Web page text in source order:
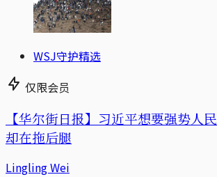
WSJ守护精选
仅限会员
【华尔街日报】习近平想要强势人
却在拖后腿
Lingling Wei